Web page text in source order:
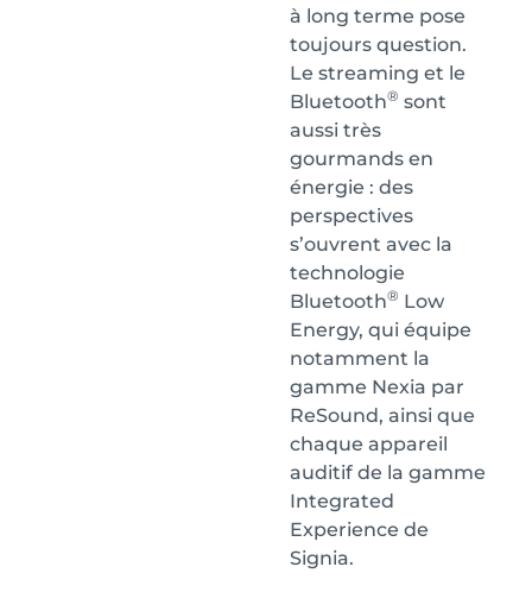
à long terme pose
toujours question.
Le streaming et le
Bluetooth® sont
aussi très
gourmands en
énergie : des
perspectives
s’ouvrent avec la
technologie
Bluetooth® Low
Energy, qui équipe
notamment la
gamme Nexia par
ReSound, ainsi que
chaque appareil
auditif de la gamme
Integrated
Experience de
Signia.